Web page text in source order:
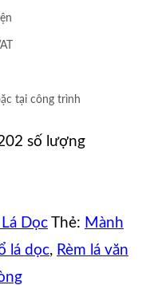
tại công trình
số lượng
Lá Dọc Thẻ: Mành
lá dọc, Rèm lá văn